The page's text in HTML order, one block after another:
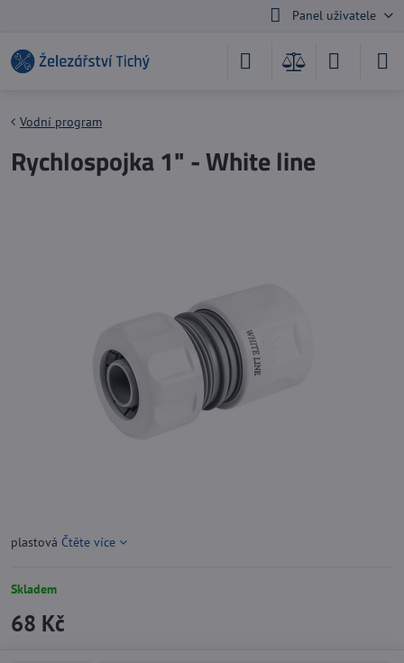
Panel uživatele
Vodní program
Rychlospojka 1" - White line
plastová Čtěte více
Skladem
68 Kč